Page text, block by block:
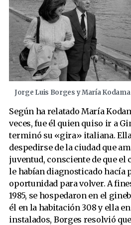
Jorge Luis Borges y María Kodama
Según ha relatado María
veces, fue él quien quiso ir a
terminó su «gira» italiana. Ella
despedirse de la ciudad que
juventud, consciente de que el
le habían diagnosticado hacía
oportunidad para volver. A
1985, se hospedaron en el
él en la habitación 308 y ella
instalados, Borges resolvió